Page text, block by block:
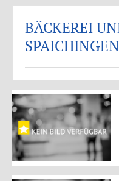
BÄCKEREI
SPAICHINGEN